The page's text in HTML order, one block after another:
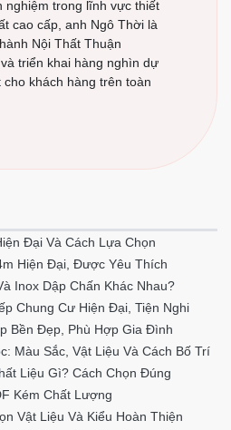
nghiệm trong lĩnh vực thiết
cao cấp, anh Ngô Thời là
Nội Thất Thuận
triển khai hàng nghìn dự
khách hàng trên toàn
Đại Và Cách Lựa Chọn
Hiện Đại, Được Yêu Thích
Inox Dập Chấn Khác Nhau?
Chung Cư Hiện Đại, Tiện Nghi
Bền Đẹp, Phù Hợp Gia Đình
Màu Sắc, Vật Liệu Và Cách Bố Trí
Liệu Gì? Cách Chọn Đúng
Kém Chất Lượng
Vật Liệu Và Kiểu Hoàn Thiện